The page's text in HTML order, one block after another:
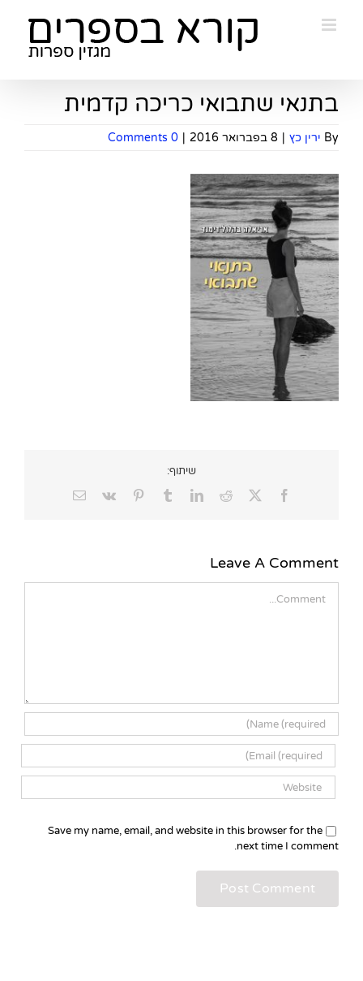
בתנאי שתבואי כריכה קדמית
By ירין כץ | 8 בפברואר 2016 |
0 Comments
שיתוף:
Facebook
X
Reddit
LinkedIn
Tumblr
Pinterest
Vk
Email
Leave A Comment
Save my name, email, and website in this browser for the
next time I comment.